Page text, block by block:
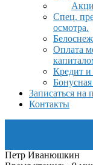
Спец.
осмотра.
Оплата
Кредит и
Записаться на
Контакты
Петр Иванюшкин